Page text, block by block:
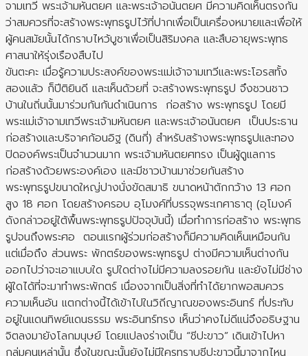
จามเทวี พระเจ้ามหันตยศ และพระเจ้าอนันตยศ มีความคิดเห็นตรงกัน
ว่าสมควรที่จะสร้างพระพุทธรูปไว้ที่ปากเพื่อเป็นเครื่องหมายและเพื่อให้
ผู้คนสมัยนั้นได้กราบไหว้บูชาเพื่อเป็นสิริมงคล และสืบอายุพระพุทธ
ศาสนาให้รุ่งเรืองสืบไป
ขันตะคะ เมื่อรู้ความประสงค์ของพระแม่เจ้าจามเทวีและพระโอรสทั้ง
สองแล้ว ก็ปีติยินดี และเห็นด้วยที่ จะสร้างพระพุทธรูป จึงชวนชาว
บ้านในถิ่นนั้นมาร่วมกันกันดำเนินการ ก่อสร้าง พระพุทธรูป โดยมี
พระแม่เจ้าจามเทวีพระเจ้ามหันตยศ และพระเจ้าอนันตยศ เป็นประธาน
ก่อสร้างและบริจาคก้อนอิฐ (ดินกี่) สำหรับสร้างพระพุทธรูปและทอง
ปิดองค์พระเป็นจำนวนมาก พระเจ้ามหันตยศทรง เป็นผู้ดูแลการ
ก่อสร้างด้วยพระองค์เอง และมีชาวบ้านมาช่วยกันสร้าง
พระพุทธรูปขนาดใหญ่ปางนั่งขัดสมาธิ ขนาดหน้าตักกว้าง 13 ศอก
สูง 18 ศอก โดยสร้างครอบ อุโมงค์ที่บรรจุพระเกศาธาตุ (อุโมงค์
ดังกล่าวอยู่ใต้พื้นพระพุทธรูปปัจจุบันนี้) เมื่อทำการก่อสร้าง พระพุทธ
รูปจนถึงพระศอ ตอนแรกผู้ร่วมก่อสร้างก็มีความคิดเห็นเหมือนกัน
แต่เมื่อถึง ส่วนพระ พักตร์ของพระพุทธรูป ต่างมีความเห็นต่างกัน
ออกไปว่าจะเอาแบบใด รูปใดต่างไม่มีความลงรอยกัน และยังไม่มีช่าง
ผู้ใดได้ที่จะมาทำพระพักตร์ เนื่องจากเป็นสิ่งที่ทำได้ยากพอสมควร
ความเห็นอัน แตกต่างนี้ได้เข้าไปในวิถีญาณของพระอินทร์ ที่ประทับ
อยู่ในแดนทิพย์แดนธรรม พระอินทร์ทรง เห็นว่าคงไม่ดีแน่จึงอธิษฐาน
จิตลงมายังโลกมนุษย์ โดยแปลงร่างเป็น “ชีปะขาว” เดินเข้าไปหา
กลุ่มคนเหล่านั้น ซึ่งในขณะนั้นยังไม่มีใครทราบชีปะขาวนี้มาจากไหน